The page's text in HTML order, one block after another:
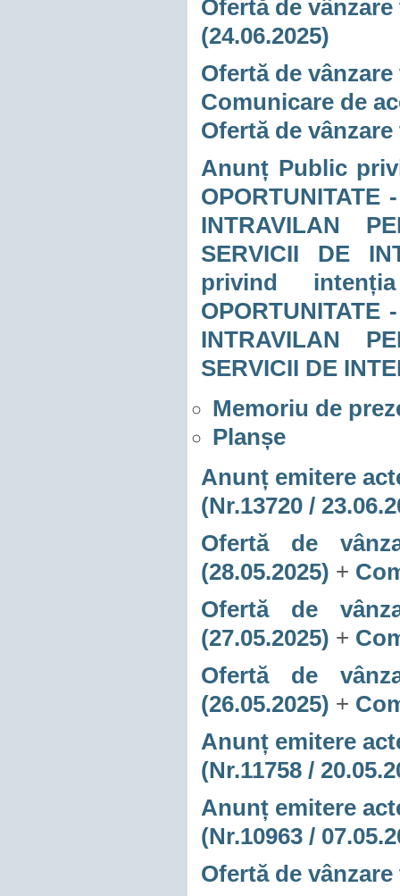
Ofertă de
(24.06.2025)
Ofertă de
Comunicare de
Ofertă de
Anunț Public
OPORTUNITATE
INTRAVILAN
SERVICII DE
privind
OPORTUNITATE
INTRAVILAN
SERVICII DE
Memoriu de
Planșe
Anunț emitere
(Nr.13720 /
Ofertă de
(28.05.2025) +
Ofertă de
(27.05.2025) +
Ofertă de
(26.05.2025) +
Anunț emitere
(Nr.11758 /
Anunț emitere
(Nr.10963 /
Ofertă de